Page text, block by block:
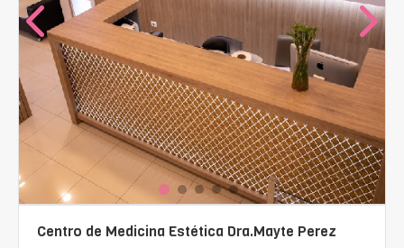
Centro de Medicina Estética Dra.Mayte Perez